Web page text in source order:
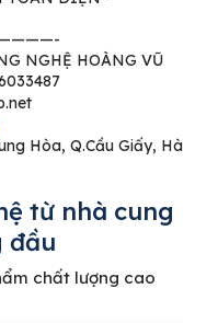
NGHỆ HOÀNG VŨ
Hòa, Q.Cầu Giấy, Hà
từ nhà cung
đầu
chất lượng cao